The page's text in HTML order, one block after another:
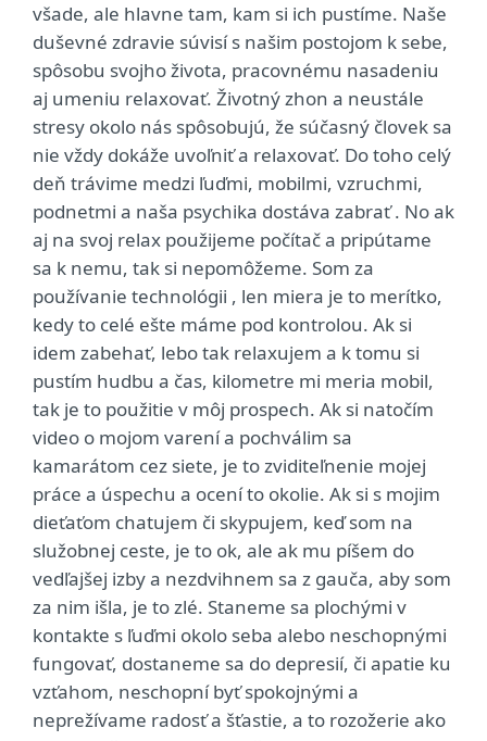
všade, ale hlavne tam, kam si ich pustíme. Naše
duševné zdravie súvisí s našim postojom k sebe,
spôsobu svojho života, pracovnému nasadeniu
aj umeniu relaxovať. Životný zhon a neustále
stresy okolo nás spôsobujú, že súčasný človek sa
nie vždy dokáže uvoľniť a relaxovať. Do toho celý
deň trávime medzi ľuďmi, mobilmi, vzruchmi,
podnetmi a naša psychika dostáva zabrať . No ak
aj na svoj relax použijeme počítač a pripútame
sa k nemu, tak si nepomôžeme. Som za
používanie technológii , len miera je to merítko,
kedy to celé ešte máme pod kontrolou. Ak si
idem zabehať, lebo tak relaxujem a k tomu si
pustím hudbu a čas, kilometre mi meria mobil,
tak je to použitie v môj prospech. Ak si natočím
video o mojom varení a pochválim sa
kamarátom cez siete, je to zviditeľnenie mojej
práce a úspechu a ocení to okolie. Ak si s mojim
dieťaťom chatujem či skypujem, keď som na
služobnej ceste, je to ok, ale ak mu píšem do
vedľajšej izby a nezdvihnem sa z gauča, aby som
za nim išla, je to zlé. Staneme sa plochými v
kontakte s ľuďmi okolo seba alebo neschopnými
fungovať, dostaneme sa do depresií, či apatie ku
vzťahom, neschopní byť spokojnými a
neprežívame radosť a šťastie, a to rozožerie ako